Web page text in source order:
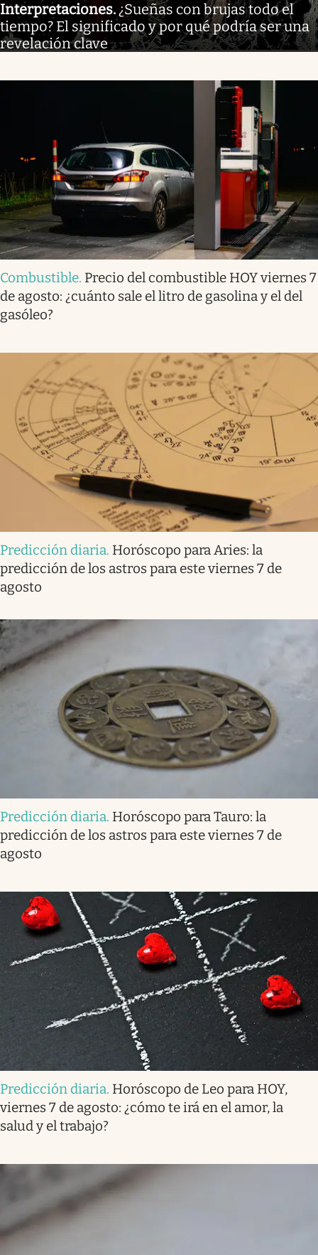
Interpretaciones. ¿Sueñas con brujas todo el
tiempo? El significado y por qué podría ser una
revelación clave
Combustible. Precio del combustible HOY viernes 7
de agosto: ¿cuánto sale el litro de gasolina y el del
gasóleo?
Predicción diaria. Horóscopo para Aries: la
predicción de los astros para este viernes 7 de
agosto
Predicción diaria. Horóscopo para Tauro: la
predicción de los astros para este viernes 7 de
agosto
Predicción diaria. Horóscopo de Leo para HOY,
viernes 7 de agosto: ¿cómo te irá en el amor, la
salud y el trabajo?